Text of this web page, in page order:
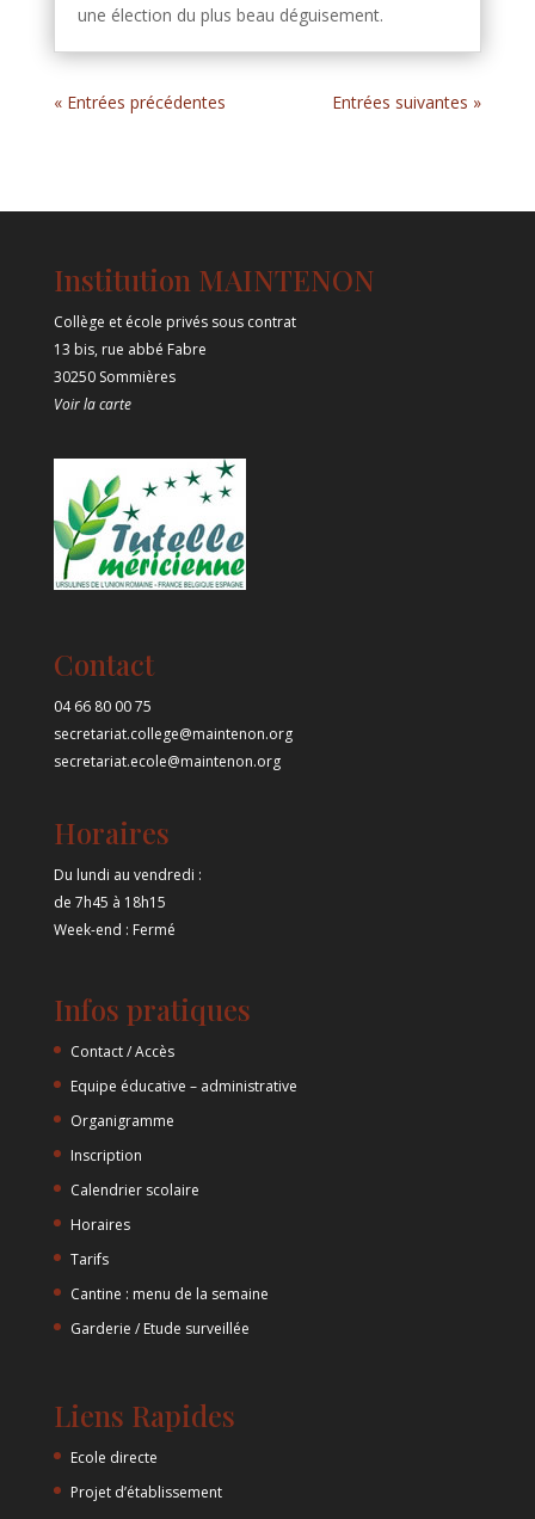
une élection du plus beau déguisement.
« Entrées précédentes Entrées suivantes »
Institution MAINTENON
Collège et école privés sous contrat
13 bis, rue abbé Fabre
30250 Sommières
Voir la carte
Contact
04 66 80 00 75
secretariat.college@maintenon.org
secretariat.ecole@maintenon.org
Horaires
Du lundi au vendredi :
de 7h45 à 18h15
Week-end : Fermé
Infos pratiques
Contact / Accès
Equipe éducative – administrative
Organigramme
Inscription
Calendrier scolaire
Horaires
Tarifs
Cantine : menu de la semaine
Garderie / Etude surveillée
Liens Rapides
Ecole directe
Projet d’établissement